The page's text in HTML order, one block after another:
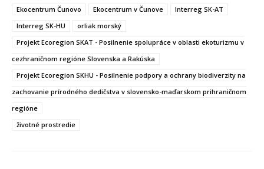
Ekocentrum Čunovo
Ekocentrum v Čunove
Interreg SK-AT
Interreg SK-HU
orliak morský
Projekt Ecoregion SKAT - Posilnenie spolupráce v oblasti ekoturizmu v
cezhraničnom regióne Slovenska a Rakúska
Projekt Ecoregion SKHU - Posilnenie podpory a ochrany biodiverzity na
zachovanie prírodného dedičstva v slovensko-maďarskom prihraničnom
regióne
životné prostredie